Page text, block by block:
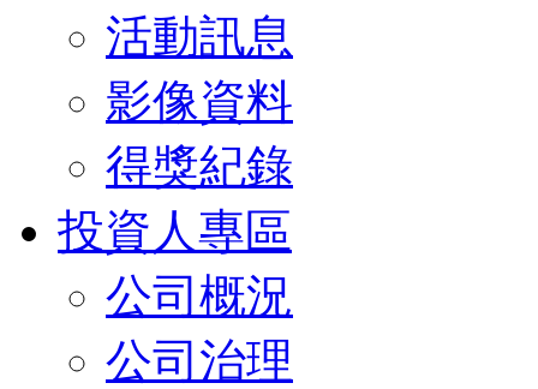
活動訊息
影像資料
得獎紀錄
投資人專區
公司概況
公司治理